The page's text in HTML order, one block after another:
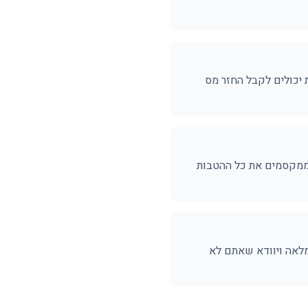
לקבל החזר מס
את כל ההטבות
ויוודא שאתם לא